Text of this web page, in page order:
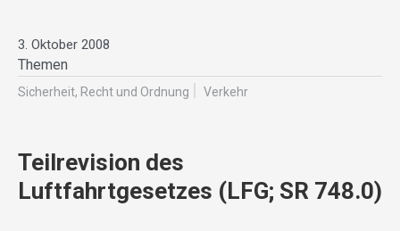
3. Oktober 2008
Themen
Sicherheit, Recht und Ordnung Verkehr
Teilrevision des
Luftfahrtgesetzes (LFG; SR 748.0)